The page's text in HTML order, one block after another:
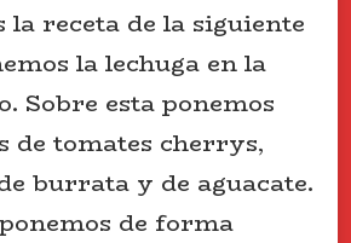
la receta de la siguiente
la lechuga en la
Sobre esta ponemos
de tomates cherrys,
burrata y de aguacate.
de forma